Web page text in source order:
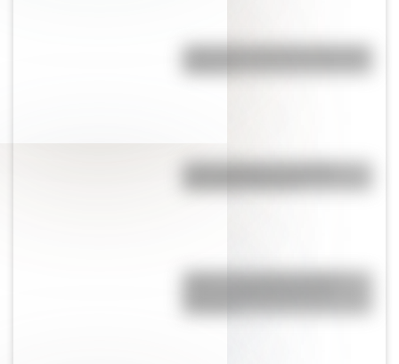
¿Qué son y cómo funcionan las
¿Qué significa ser Católico
Apostólico Romano?
¿Qué es un ciclón tropical y